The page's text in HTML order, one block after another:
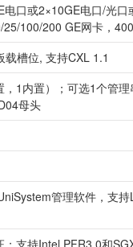
口或2×10GE电口/光
100/200 GE网卡，
载槽位, 支持CXL 1.1
1内置）；可选1个管
母头
管理软件，支
支持Intel PFR3.0和